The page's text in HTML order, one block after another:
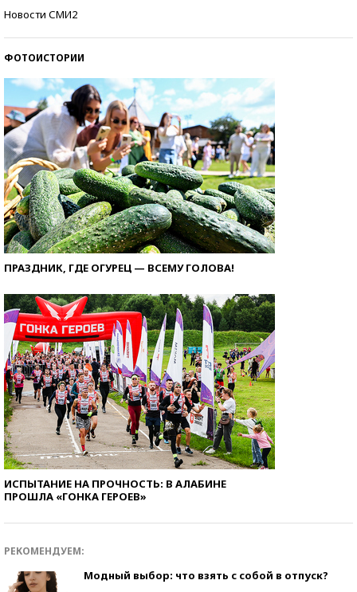
Новости СМИ2
ФОТОИСТОРИИ
ПРАЗДНИК, ГДЕ ОГУРЕЦ — ВСЕМУ ГОЛОВА!
ИСПЫТАНИЕ НА ПРОЧНОСТЬ: В АЛАБИНЕ
ПРОШЛА «ГОНКА ГЕРОЕВ»
РЕКОМЕНДУЕМ:
Модный выбор: что взять с собой в отпуск?